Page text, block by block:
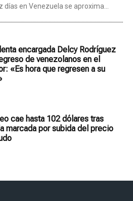
en Venezuela se aproxima...
encargada Delcy Rodríguez
de venezolanos en el
«Es hora que regresen a su
cae hasta 102 dólares tras
marcada por subida del precio